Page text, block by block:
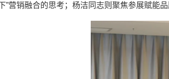
”营销融合的思考；杨洁同志则聚焦参展赋能